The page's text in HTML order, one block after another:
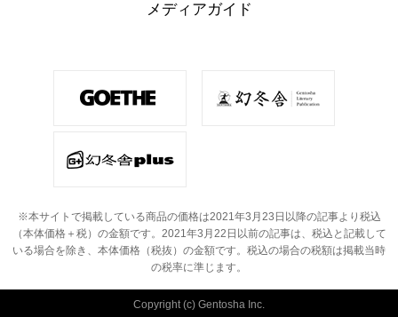
メディアガイド
※本サイトで掲載している商品の価格は2021年3月23日以降の記事より税込
（本体価格＋税）の金額です。
2021年3月22日以前の記事は、税込と記載して
いる場合を除き、本体価格（税抜）の金額です。 税込の場合の税額は掲載当時
の税率に準じます。
Copyright (c) Gentosha Inc.